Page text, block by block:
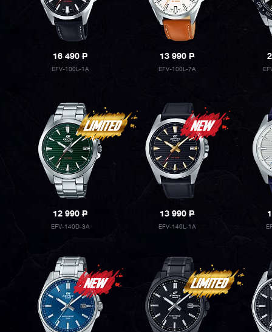
16 490P
EFV-100L-1A
13 990P
EFV-100L-7A
12 990P
EFV-140D-3A
13 990P
EFV-140L-1A